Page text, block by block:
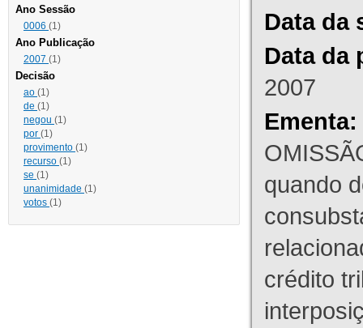
Ano Sessão
0006 (1)
Ano Publicação
2007 (1)
Decisão
ao (1)
de (1)
negou (1)
por (1)
provimento (1)
recurso (1)
se (1)
unanimidade (1)
votos (1)
Data da
Data da
2007
Ementa:
quando
crédito